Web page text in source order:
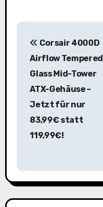
B
s
n
Corsair 4000D
Airflow Tempered
Glass Mid-Tower
ATX-Gehäuse –
Jetzt für nur
83,99€ statt
119,99€!